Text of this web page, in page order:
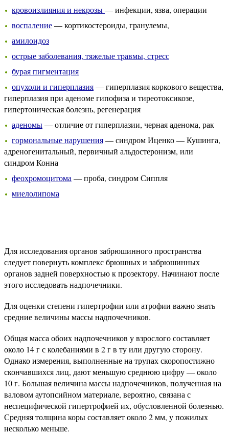
кровоизлияния и некрозы— инфекции, язва, операции
воспаление— кортикостероиды, гранулемы,
амилоидоз
острые заболевания, тяжелые травмы, стресс
бурая пигментация
опухоли и гиперплазия— гиперплазия коркового вещества,
гиперплазия при аденоме гипофиза и тиреотоксикозе,
гипертоническая болезнь, регенерация
аденомы— отличие от гиперплазии, черная аденома, рак
гормональные нарушения— синдром Иценко — Кушинга,
адреногенитальный, первичный альдостеронизм, или
синдром Конна
феохромоцитома — проба, синдром Сиппля
миелолипома
Для исследования органов забрюшинного пространства
следует повернуть комплекс брюшных и забрюшинных
органов задней поверхностью к прозектору. Начинают после
этого исследовать надпочечники.
Для оценки степени гипертрофии или атрофии важно знать
средние величины массы надпочечников.
Общая масса обоих надпочечников у взрослого составляет
около 14 г с колебаниями в 2 г в ту или другую сторону.
Однако измерения, выполненные на трупах скоропостижно
скончавшихся лиц, дают меньшую среднюю цифру — около
10 г. Большая величина массы надпочечников, полученная на
валовом аутопсийном материале, вероятно, связана с
неспецифической гипертрофией их, обусловленной болезнью.
Средняя толщина коры составляет около 2 мм, у пожилых
несколько меньше.